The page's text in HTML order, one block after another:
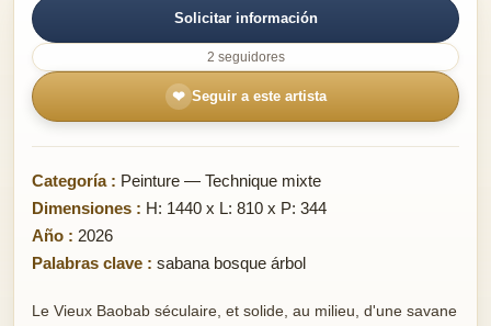
Solicitar información
2 seguidores
❤ Seguir a este artista
Categoría : Peinture — Technique mixte
Dimensiones : H: 1440 x L: 810 x P: 344
Año : 2026
Palabras clave : sabana bosque árbol
Le Vieux Baobab séculaire, et solide, au milieu, d'une savane